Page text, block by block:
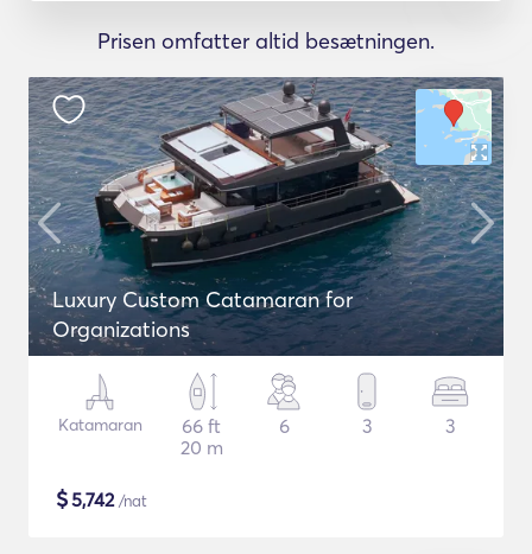
Prisen omfatter altid besætningen.
Luxury Custom Catamaran for
Organizations
Katamaran
66 ft
20 m
6 3 3
$5,742/nat